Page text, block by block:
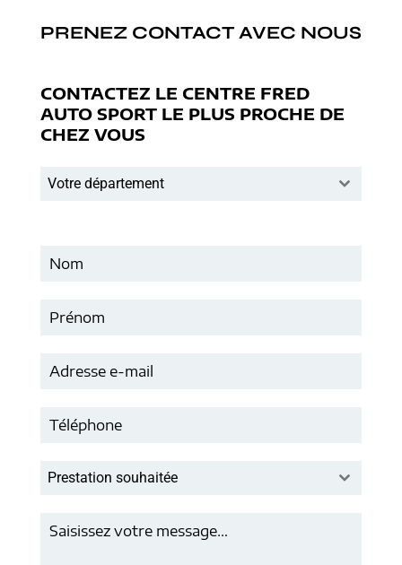
PRENEZ CONTACT AVEC NOUS
CONTACTEZ LE CENTRE FRED
AUTO SPORT LE PLUS PROCHE DE
CHEZ VOUS
Votre département
Prestation souhaitée